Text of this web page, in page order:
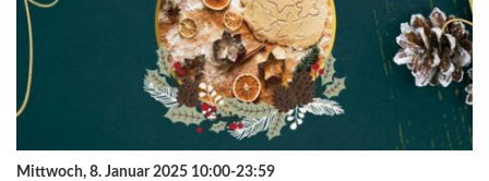
Mittwoch, 8. Januar 2025 10:00-23:59